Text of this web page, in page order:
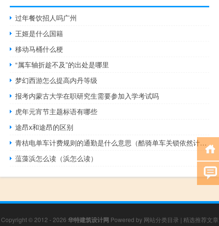
过年餐饮招人吗广州
王姬是什么国籍
移动马桶什么梗
“属车轴折趁不及”的出处是哪里
梦幻西游怎么提高内丹等级
报考内蒙古大学在职研究生需要参加入学考试吗
虎年元宵节主题标语有哪些
途昂x和途昂的区别
青桔电单车计费规则的通勤是什么意思（酷骑单车关锁依然计费）
蕰藻浜怎么读（浜怎么读）
Copyright © 2012 - 2026 华特建筑设计网 Powered by 网站分类目录 | 精选推荐文章